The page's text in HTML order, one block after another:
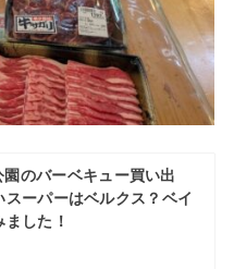
園のバーベキュー買い出
スーパーはベルクス？ベイ
した！